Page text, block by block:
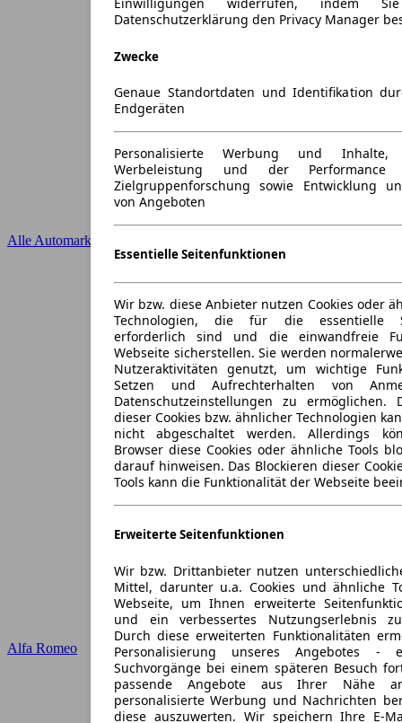
Einwilligungen widerrufen, indem
Datenschutzerklärung den Privacy Manager
Zwecke
Genaue Standortdaten und Identifikation
Endgeräten
Personalisierte Werbung und Inhalte,
Werbeleistung und der
Zielgruppenforschung sowie Entwicklung
von Angeboten
Essentielle Seitenfunktionen
Wir bzw. diese Anbieter nutzen Cookies oder
Technologien, die für die essentielle
erforderlich sind und die einwandfreie
Webseite sicherstellen. Sie werden
Nutzeraktivitäten genutzt, um wichtige
Setzen und Aufrechterhalten von
Datenschutzeinstellungen zu ermöglichen.
dieser Cookies bzw. ähnlicher Technologien
nicht abgeschaltet werden. Allerdings
Browser diese Cookies oder ähnliche Tools
darauf hinweisen. Das Blockieren dieser
Tools kann die Funktionalität der Webseite
Erweiterte Seitenfunktionen
Wir bzw. Drittanbieter nutzen
Mittel, darunter u.a. Cookies und ähnliche
Webseite, um Ihnen erweiterte
und ein verbessertes Nutzungserlebnis
Durch diese erweiterten Funktionalitäten
Personalisierung unseres Angebotes
Suchvorgänge bei einem späteren Besuch
passende Angebote aus Ihrer Nähe
personalisierte Werbung und Nachrichten
diese auszuwerten. Wir speichern Ihre E-
Alle Automarken
Alfa Romeo